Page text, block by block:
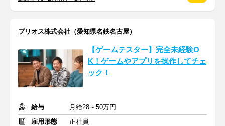
プリオス株式会社（愛知県名鉄名古屋）
【ゲームテスター】完全未経験O
K！ゲームやアプリを操作してチェ
ック！
給与
月給28～50万円
雇用形態
正社員